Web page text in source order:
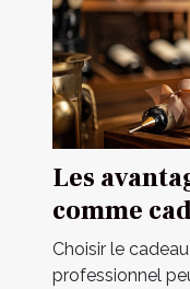
Les
comme
Choisir le
professionnel